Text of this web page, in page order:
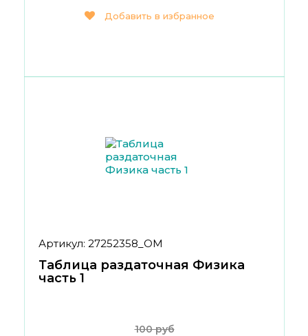
Добавить в избранное
Артикул: 27252358_ОМ
Таблица раздаточная Физика
часть 1
100 руб